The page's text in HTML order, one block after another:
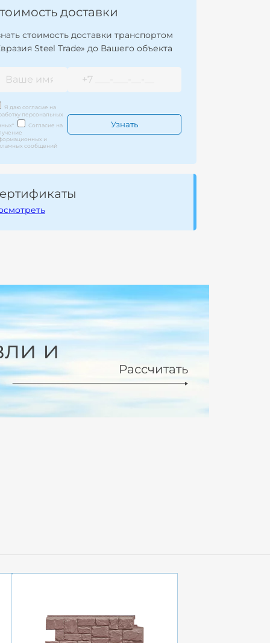
доставки
стоимость доставки транспортом
Steel Trade» до Вашего объекта
Я даю согласие на
персональных
*
Согласие на
и
сообщений
и
Рассчитать